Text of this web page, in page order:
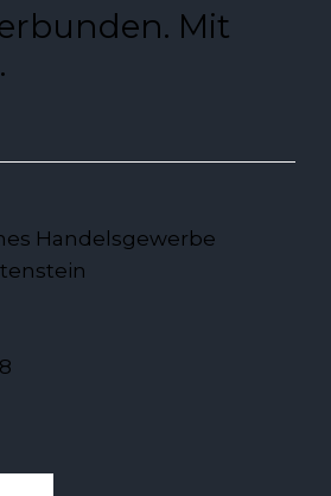
Mit
Handelsgewerbe